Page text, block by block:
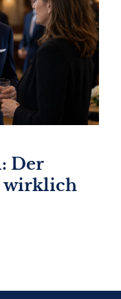
Der
wirklich